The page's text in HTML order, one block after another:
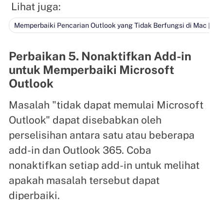
Lihat juga:
Memperbaiki Pencarian Outlook yang Tidak Berfungsi di Mac
Perbaikan 5. Nonaktifkan Add-in
untuk Memperbaiki Microsoft
Outlook
Masalah "tidak dapat memulai Microsoft
Outlook" dapat disebabkan oleh
perselisihan antara satu atau beberapa
add-in dan Outlook 365. Coba
nonaktifkan setiap add-in untuk melihat
apakah masalah tersebut dapat
diperbaiki.